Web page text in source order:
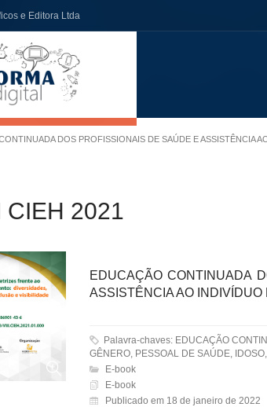
e Editora Ltda
DOS PROFISSIONAIS DE SAÚDE E ASSISTÊNCIA
CIEH 2021
EDUCAÇÃO CONTINUADA
ASSISTÊNCIA AO
Palavra-chaves: EDUCAÇÃO
GÊNERO, PESSOAL DE SAÚDE, IDOSO,
E-book
E-book
Publicado em 18 de janeiro de 2022